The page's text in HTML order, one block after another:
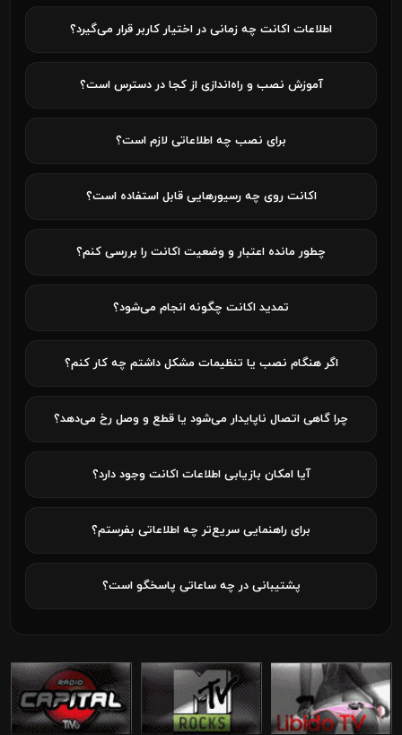
اطلاعات اکانت چه زمانی در اختیار کاربر قرار می‌گیرد؟
آموزش نصب و راه‌اندازی از کجا در دسترس است؟
برای نصب چه اطلاعاتی لازم است؟
اکانت روی چه رسیورهایی قابل استفاده است؟
چطور مانده اعتبار و وضعیت اکانت را بررسی کنم؟
تمدید اکانت چگونه انجام می‌شود؟
اگر هنگام نصب یا تنظیمات مشکل داشتم چه کار کنم؟
چرا گاهی اتصال ناپایدار می‌شود یا قطع و وصل رخ می‌دهد؟
آیا امکان بازیابی اطلاعات اکانت وجود دارد؟
برای راهنمایی سریع‌تر چه اطلاعاتی بفرستم؟
پشتیبانی در چه ساعاتی پاسخگو است؟